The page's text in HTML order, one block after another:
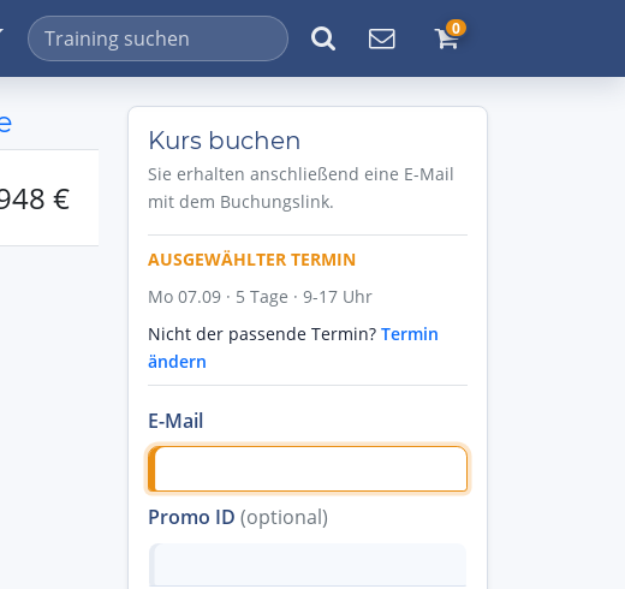
0
€
Kurs buchen
Sie erhalten anschließend eine E-Mail
mit dem Buchungslink.
AUSGEWÄHLTER TERMIN
Mo 07.09 · 5 Tage · 9-17 Uhr
Nicht der passende Termin? Termin
ändern
E-Mail
Promo ID (optional)